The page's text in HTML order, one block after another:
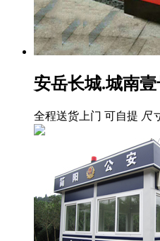
安岳长城.城南
全程送货上门 可自提 尺